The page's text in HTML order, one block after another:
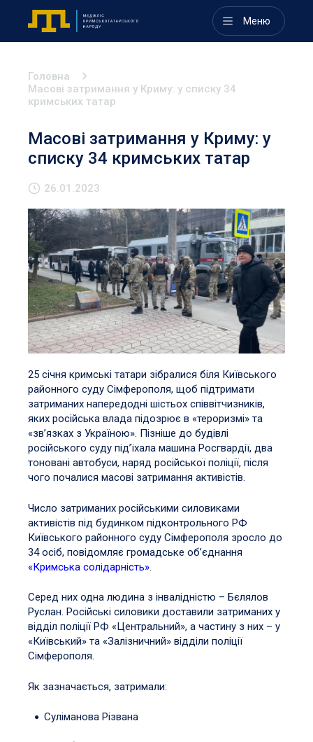
Меню
Головна
Масові затримання у Криму: у списку 34
кримських татар
Масові затримання у Криму: у
списку 34 кримських татар
26.01.2023
25 січня кримські татари зібралися біля Київського
районного суду Сімферополя, щоб підтримати
затриманих напередодні шістьох співвітчизників,
яких російська влада підозрює в «тероризмі» та
«зв’язках з Україною». Пізніше до будівлі
російського суду під’їхала машина Росгвардії, два
тоновані автобуси, наряд російської поліції, після
чого почалися масові затримання активістів.
Число затриманих російськими силовиками
активістів під будинком підконтрольного РФ
Київського районного суду Сімферополя зросло до
34 осіб, повідомляє громадське об’єднання
«Кримська солідарність»
Серед них одна людина з інвалідністю – Бєлялов
Руслан. Російські силовики доставили затриманих у
відділ поліції РФ «Центральний», а частину з них – у
«Київський» та «Залізничний» відділи поліції
Сімферополя.
Як зазначається, затримали:
Суліманова Різвана